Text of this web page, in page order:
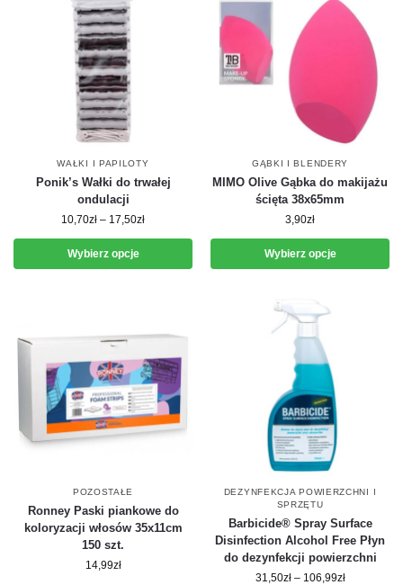
WAŁKI I PAPILOTY
Ponik’s Wałki do trwałej
ondulacji
10,70zł – 17,50zł
Wybierz opcje
GĄBKI I BLENDERY
MIMO Olive Gąbka do makijażu
ścięta 38x65mm
3,90zł
Wybierz opcje
POZOSTAŁE
Ronney Paski piankowe do
koloryzacji włosów 35x11cm
150 szt.
14,99zł
DEZYNFEKCJA POWIERZCHNI I
SPRZĘTU
Barbicide® Spray Surface
Disinfection Alcohol Free Płyn
do dezynfekcji powierzchni
31,50zł – 106,99zł